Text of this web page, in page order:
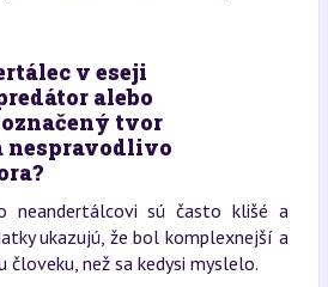
v eseji
alebo
tvor
nespravodlivo
neandertálcovi sú často klišé a
ukazujú, že bol komplexnejší a
človeku, než sa kedysi myslelo.